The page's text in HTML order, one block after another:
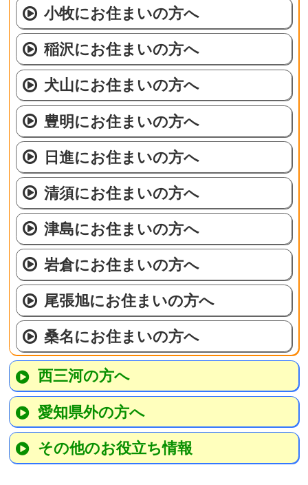
小牧にお住まいの方へ
稲沢にお住まいの方へ
犬山にお住まいの方へ
豊明にお住まいの方へ
日進にお住まいの方へ
清須にお住まいの方へ
津島にお住まいの方へ
岩倉にお住まいの方へ
尾張旭にお住まいの方へ
桑名にお住まいの方へ
西三河の方へ
愛知県外の方へ
その他のお役立ち情報